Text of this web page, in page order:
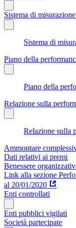
Sistema di
Sistema di
Piano della
Piano della
Relazione sulla
Relazione sulla
Ammontare
Dati relativi ai premi
Benessere
Link alla sezione
al 20/01/2020
Enti controllati
Enti pubblici vigilati
Società partecipate